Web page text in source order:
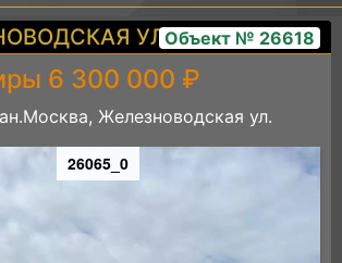
УЛ.Объект № 26618
6 300 000 ₽
Железноводская ул.
26065_0